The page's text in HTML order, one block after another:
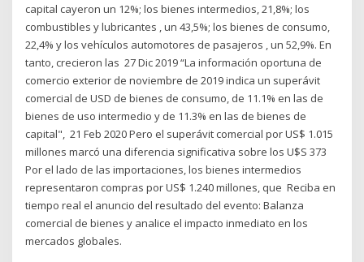
capital cayeron un 12%; los bienes intermedios, 21,8%; los
combustibles y lubricantes , un 43,5%; los bienes de consumo,
22,4% y los vehículos automotores de pasajeros , un 52,9%. En
tanto, crecieron las 27 Dic 2019 “La información oportuna de
comercio exterior de noviembre de 2019 indica un superávit
comercial de USD de bienes de consumo, de 11.1% en las de
bienes de uso intermedio y de 11.3% en las de bienes de
capital", 21 Feb 2020 Pero el superávit comercial por US$ 1.015
millones marcó una diferencia significativa sobre los U$S 373
Por el lado de las importaciones, los bienes intermedios
representaron compras por US$ 1.240 millones, que Reciba en
tiempo real el anuncio del resultado del evento: Balanza
comercial de bienes y analice el impacto inmediato en los
mercados globales.